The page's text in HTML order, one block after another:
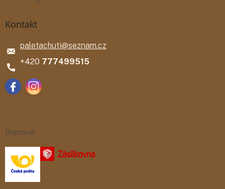
Kontakt
paletachuti@seznam.cz
777499515
Doprava: